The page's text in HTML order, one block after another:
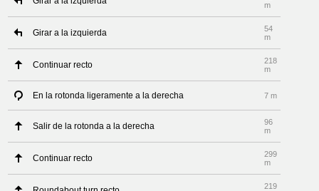
m
Girar a la izquierda
54
m
Continuar recto
218
m
En la rotonda ligeramente a la derecha 7 m
Salir de la rotonda a la derecha
96
m
Continuar recto
299
m
219